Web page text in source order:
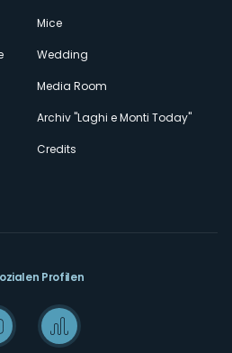
Mice
Wedding
Media Room
Archiv "Laghi e Monti Today"
Credits
Profilen